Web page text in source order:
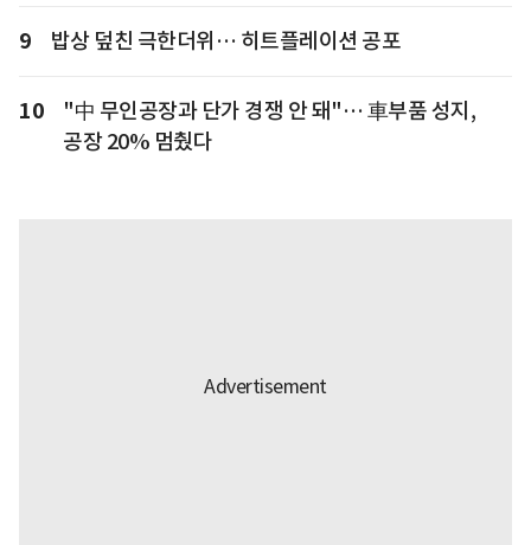
9 밥상 덮친 극한더위… 히트플레이션 공포
10
"中 무인공장과 단가 경쟁 안 돼"… 車부품 성지,
공장 20% 멈췄다